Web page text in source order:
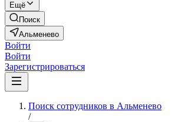
Ещё
Поиск
Альменево
Войти
Войти
Зарегистрироваться
Поиск сотрудников в Альменево
/